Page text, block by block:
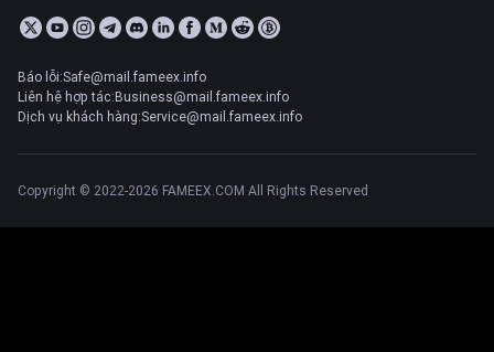
Báo lỗi:Safe@mail.fameex.info
Liên hệ hợp tác:Business@mail.fameex.info
Dịch vụ khách hàng:Service@mail.fameex.info
Copyright © 2022-2026 FAMEEX.COM All Rights Reserved